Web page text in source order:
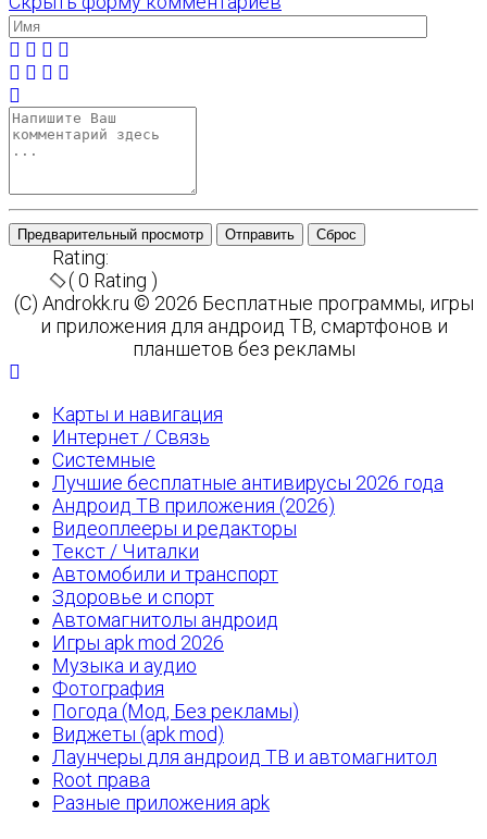
Предварительный просмотр Отправить Сброс
Rating:
( 0 Rating )
(C) Androkk.ru © 2026 Бесплатные программы, игры
и приложения для андроид ТВ, смартфонов и
планшетов без рекламы
Карты и навигация
Интернет / Связь
Системные
Лучшие бесплатные антивирусы 2026 года
Андроид ТВ приложения (2026)
Видеоплееры и редакторы
Текст / Читалки
Автомобили и транспорт
Здоровье и спорт
Автомагнитолы андроид
Игры apk mod 2026
Музыка и аудио
Фотография
Погода (Мод, Без рекламы)
Виджеты (apk mod)
Лаунчеры для андроид ТВ и автомагнитол
Root права
Разные приложения apk